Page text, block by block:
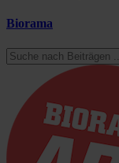
Biorama